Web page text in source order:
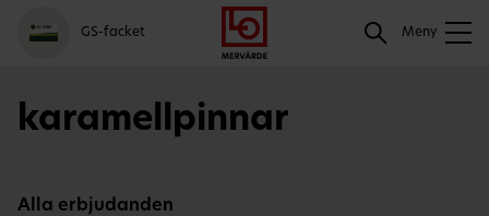
Gå
till
meny
Logga
in
Hoppa
till
innehåll
GS-facket Meny
Sök
karamellpinnar
Alla erbjudanden